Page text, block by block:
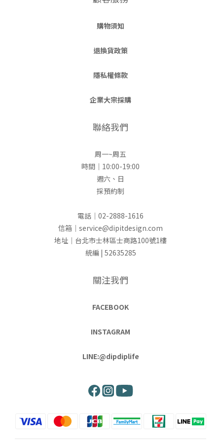
購物須知
退換貨政策
隱私權條款
企業大宗採購
聯絡我們
周一~周五
時間｜10:00-19:00
週六、日
採預約制
電話｜02-2888-1616
信箱｜service@dipitdesign.com
地址｜台北市士林區士商路100號1樓
統編 | 52635285
關注我們
FACEBOOK
INSTAGRAM
LINE:@dipdiplife